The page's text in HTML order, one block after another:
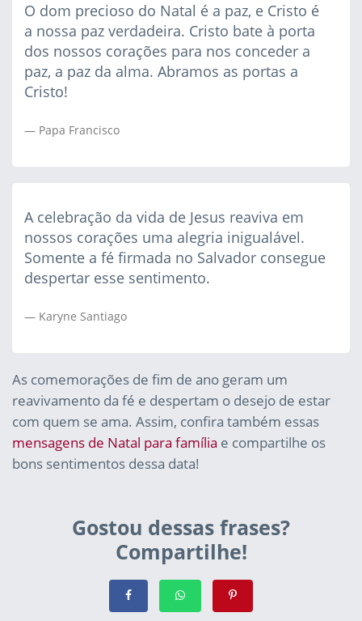
O dom precioso do Natal é a paz, e Cristo é
a nossa paz verdadeira. Cristo bate à porta
dos nossos corações para nos conceder a
paz, a paz da alma. Abramos as portas a
Cristo!
Papa Francisco
A celebração da vida de Jesus reaviva em
nossos corações uma alegria inigualável.
Somente a fé firmada no Salvador consegue
despertar esse sentimento.
Karyne Santiago
As comemorações de fim de ano geram um
reavivamento da fé e despertam o desejo de estar
com quem se ama. Assim, confira também essas
mensagens de Natal para família e compartilhe os
bons sentimentos dessa data!
Gostou dessas frases?
Compartilhe!